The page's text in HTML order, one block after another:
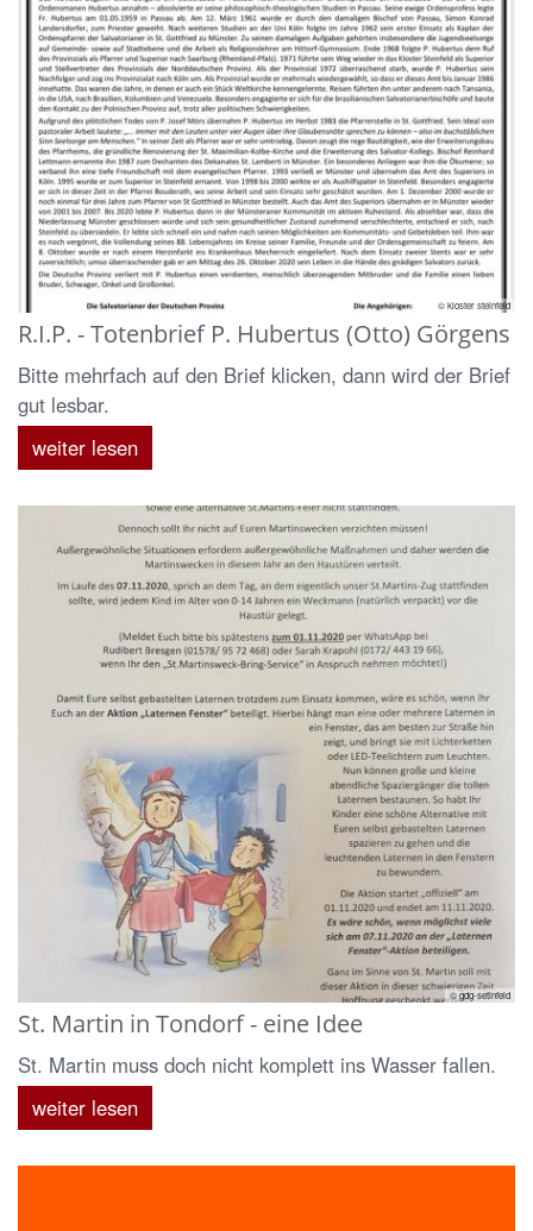
© kloster steinfeld
R.I.P. - Totenbrief P. Hubertus (Otto) Görgens
Bitte mehrfach auf den Brief klicken, dann wird der Brief
gut lesbar.
weiter lesen
© gdg-setinfeld
St. Martin in Tondorf - eine Idee
St. Martin muss doch nicht komplett ins Wasser fallen.
weiter lesen